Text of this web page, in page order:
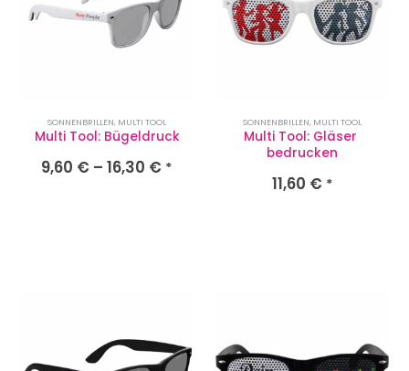
SONNENBRILLEN, MULTI TOOL
Multi Tool: Bügeldruck
9,60 € – 16,30 € *
SONNENBRILLEN, MULTI TOOL
Multi Tool: Gläser
bedrucken
11,60 € *